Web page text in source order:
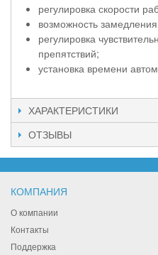
регулировка скорости
возможность
регулировка
препятствий;
установка времени
ХАРАКТЕРИСТИКИ
ОТЗЫВЫ
КОМПАНИЯ
О компании
Контакты
Поддержка